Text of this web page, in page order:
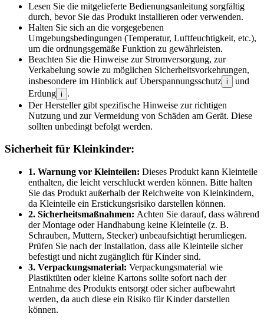
Lesen Sie die mitgelieferte Bedienungsanleitung sorgfältig
durch, bevor Sie das Produkt installieren oder verwenden.
Halten Sie sich an die vorgegebenen
Umgebungsbedingungen (Temperatur, Luftfeuchtigkeit, etc.),
um die ordnungsgemäße Funktion zu gewährleisten.
Beachten Sie die Hinweise zur Stromversorgung, zur
Verkabelung sowie zu möglichen Sicherheitsvorkehrungen,
insbesondere im Hinblick auf Überspannungsschutz i
und
Erdung i
.
Der Hersteller gibt spezifische Hinweise zur richtigen
Nutzung und zur Vermeidung von Schäden am Gerät. Diese
sollten unbedingt befolgt werden.
Sicherheit für Kleinkinder:
1. Warnung vor Kleinteilen: Dieses Produkt kann Kleinteile
enthalten, die leicht verschluckt werden können. Bitte halten
Sie das Produkt außerhalb der Reichweite von Kleinkindern,
da Kleinteile ein Erstickungsrisiko darstellen können.
2. Sicherheitsmaßnahmen: Achten Sie darauf, dass während
der Montage oder Handhabung keine Kleinteile (z. B.
Schrauben, Muttern, Stecker) unbeaufsichtigt herumliegen.
Prüfen Sie nach der Installation, dass alle Kleinteile sicher
befestigt und nicht zugänglich für Kinder sind.
3. Verpackungsmaterial: Verpackungsmaterial wie
Plastiktüten oder kleine Kartons sollte sofort nach der
Entnahme des Produkts entsorgt oder sicher aufbewahrt
werden, da auch diese ein Risiko für Kinder darstellen
können.